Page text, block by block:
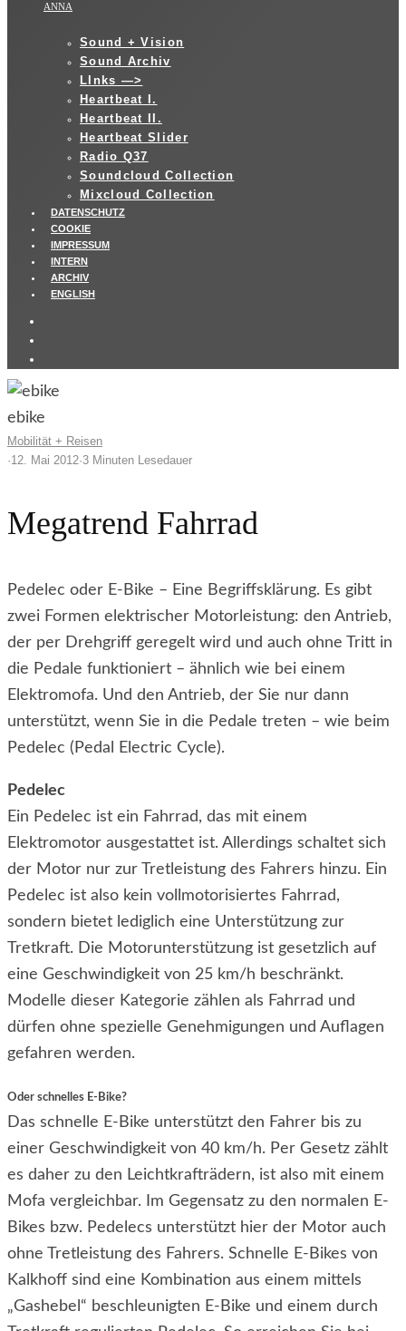
ANNA
Sound + Vision
Sound Archiv
LInks —>
Heartbeat I.
Heartbeat II.
Heartbeat Slider
Radio Q37
Soundcloud Collection
Mixcloud Collection
DATENSCHUTZ
COOKIE
IMPRESSUM
INTERN
ARCHIV
ENGLISH
ebike
Mobilität + Reisen
·12. Mai 2012·3 Minuten Lesedauer
Megatrend Fahrrad
Pedelec oder E-Bike – Eine Begriffsklärung. Es gibt
zwei Formen elektrischer Motorleistung: den Antrieb,
der per Drehgriff geregelt wird und auch ohne Tritt in
die Pedale funktioniert – ähnlich wie bei einem
Elektromofa. Und den Antrieb, der Sie nur dann
unterstützt, wenn Sie in die Pedale treten – wie beim
Pedelec (Pedal Electric Cycle).
Pedelec
Ein Pedelec ist ein Fahrrad, das mit einem
Elektromotor ausgestattet ist. Allerdings schaltet sich
der Motor nur zur Tretleistung des Fahrers hinzu. Ein
Pedelec ist also kein vollmotorisiertes Fahrrad,
sondern bietet lediglich eine Unterstützung zur
Tretkraft. Die Motorunterstützung ist gesetzlich auf
eine Geschwindigkeit von 25 km/h beschränkt.
Modelle dieser Kategorie zählen als Fahrrad und
dürfen ohne spezielle Genehmigungen und Auflagen
gefahren werden.
Oder schnelles E-Bike?
Das schnelle E-Bike unterstützt den Fahrer bis zu
einer Geschwindigkeit von 40 km/h. Per Gesetz zählt
es daher zu den Leichtkrafträdern, ist also mit einem
Mofa vergleichbar. Im Gegensatz zu den normalen E-
Bikes bzw. Pedelecs unterstützt hier der Motor auch
ohne Tretleistung des Fahrers. Schnelle E-Bikes von
Kalkhoff sind eine Kombination aus einem mittels
„Gashebel“ beschleunigten E-Bike und einem durch